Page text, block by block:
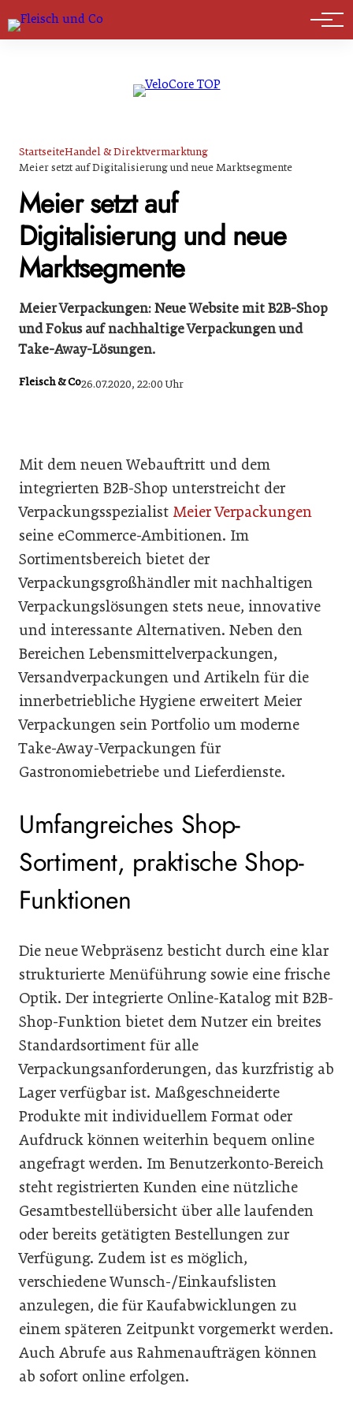
Marktführer
StartseiteHandel & Direktvermarktung
Meier setzt auf Digitalisierung und neue Marktsegmente
Meier setzt auf
Digitalisierung und neue
Marktsegmente
Meier Verpackungen: Neue Website mit B2B-Shop
und Fokus auf nachhaltige Verpackungen und
Take-Away-Lösungen.
Fleisch & Co26.07.2020, 22:00 Uhr
Mit dem neuen Webauftritt und dem
integrierten B2B-Shop unterstreicht der
Verpackungsspezialist Meier Verpackungen
seine eCommerce-Ambitionen. Im
Sortimentsbereich bietet der
Verpackungsgroßhändler mit nachhaltigen
Verpackungslösungen stets neue, innovative
und interessante Alternativen. Neben den
Bereichen Lebensmittelverpackungen,
Versandverpackungen und Artikeln für die
innerbetriebliche Hygiene erweitert Meier
Verpackungen sein Portfolio um moderne
Take-Away-Verpackungen für
Gastronomiebetriebe und Lieferdienste.
Umfangreiches Shop-
Sortiment, praktische Shop-
Funktionen
Die neue Webpräsenz besticht durch eine klar
strukturierte Menüführung sowie eine frische
Optik. Der integrierte Online-Katalog mit B2B-
Shop-Funktion bietet dem Nutzer ein breites
Standardsortiment für alle
Verpackungsanforderungen, das kurzfristig ab
Lager verfügbar ist. Maßgeschneiderte
Produkte mit individuellem Format oder
Aufdruck können weiterhin bequem online
angefragt werden. Im Benutzerkonto-Bereich
steht registrierten Kunden eine nützliche
Gesamtbestellübersicht über alle laufenden
oder bereits getätigten Bestellungen zur
Verfügung. Zudem ist es möglich,
verschiedene Wunsch-/Einkaufslisten
anzulegen, die für Kaufabwicklungen zu
einem späteren Zeitpunkt vorgemerkt werden.
Auch Abrufe aus Rahmenaufträgen können
ab sofort online erfolgen.